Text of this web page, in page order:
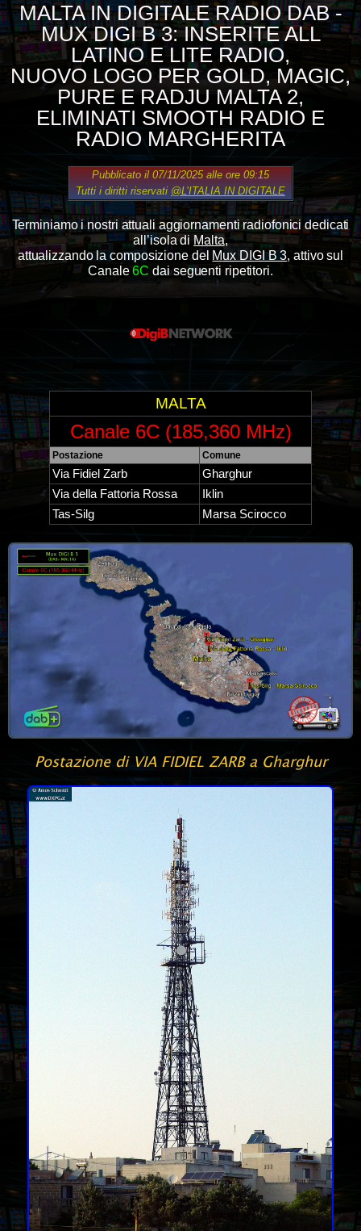
MALTA IN DIGITALE RADIO DAB -
MUX DIGI B 3: INSERITE ALL
LATINO E LITE RADIO,
NUOVO LOGO PER GOLD, MAGIC,
PURE E RADJU MALTA 2,
ELIMINATI SMOOTH RADIO E
RADIO MARGHERITA
Pubblicato il 07/11/2025 alle ore 09:15
Tutti i diritti riservati @L’ITALIA IN DIGITALE
Terminiamo i nostri attuali aggiornamenti radiofonici dedicati
all’isola di Malta,
attualizzando la composizione del Mux DIGI B 3, attivo sul
Canale6Cdai seguenti ripetitori.
MALTA
Canale 6C (185,360 MHz)
Postazione Comune
Via Fidiel Zarb
Gharghur
Via della Fattoria Rossa
Iklin
Tas-Silg
Marsa Scirocco
Postazione di VIA FIDIEL ZARB a Gharghur